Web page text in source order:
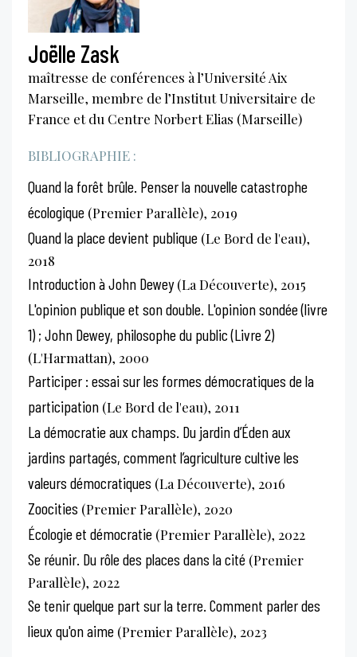
Joëlle Zask
maîtresse de conférences à l’Université Aix
Marseille, membre de l’Institut Universitaire de
France et du Centre Norbert Elias (Marseille)
BIBLIOGRAPHIE :
Quand la forêt brûle. Penser la nouvelle catastrophe
écologique (Premier Parallèle), 2019
Quand la place devient publique (Le Bord de l'eau),
2018
Introduction à John Dewey(La Découverte), 2015
L'opinion publique et son double. L'opinion sondée (livre
1) ; John Dewey, philosophe du public (Livre 2)
(L'Harmattan), 2000
Participer : essai sur les formes démocratiques de la
participation (Le Bord de l'eau), 2011
La démocratie aux champs. Du jardin d’Éden aux
jardins partagés, comment l’agriculture cultive les
valeurs démocratiques (La Découverte), 2016
Zoocities (Premier Parallèle), 2020
Écologie et démocratie (Premier Parallèle), 2022
Se réunir. Du rôle des places dans la cité (Premier
Parallèle), 2022
Se tenir quelque part sur la terre. Comment parler des
lieux qu'on aime (Premier Parallèle), 2023